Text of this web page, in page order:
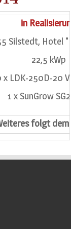
in
Silstedt, Hotel
22,5 kWp
x LDK-250D-20
1 x SunGrow
folgt